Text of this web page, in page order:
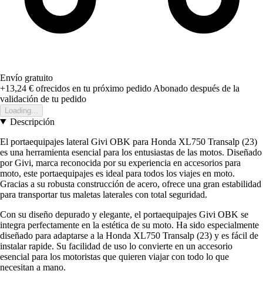
Envío gratuito
+13,24 € ofrecidos en tu próximo pedido Abonado después de la
validación de tu pedido
Loading...
Descripción
El portaequipajes lateral Givi OBK para Honda XL750 Transalp (23)
es una herramienta esencial para los entusiastas de las motos. Diseñado
por Givi, marca reconocida por su experiencia en accesorios para
moto, este portaequipajes es ideal para todos los viajes en moto.
Gracias a su robusta construcción de acero, ofrece una gran estabilidad
para transportar tus maletas laterales con total seguridad.
Con su diseño depurado y elegante, el portaequipajes Givi OBK se
integra perfectamente en la estética de su moto. Ha sido especialmente
diseñado para adaptarse a la Honda XL750 Transalp (23) y es fácil de
instalar rapide. Su facilidad de uso lo convierte en un accesorio
esencial para los motoristas que quieren viajar con todo lo que
necesitan a mano.